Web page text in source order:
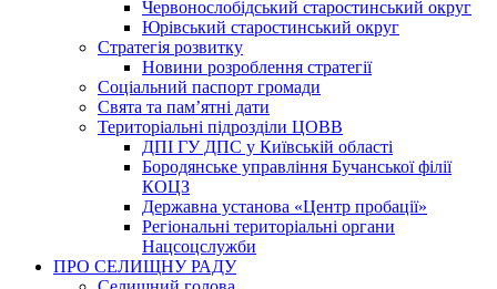
Червонослобідський старостинський округ
Юрівський старостинський округ
Стратегія розвитку
Новини розроблення стратегії
Соціальний паспорт громади
Свята та пам’ятні дати
Територіальні підрозділи ЦОВВ
ДПІ ГУ ДПС у Київській області
Бородянське управління Бучанської філії
КОЦЗ
Державна установа «Центр пробації»
Регіональні територіальні органи
Нацсоцслужби
ПРО СЕЛИЩНУ РАДУ